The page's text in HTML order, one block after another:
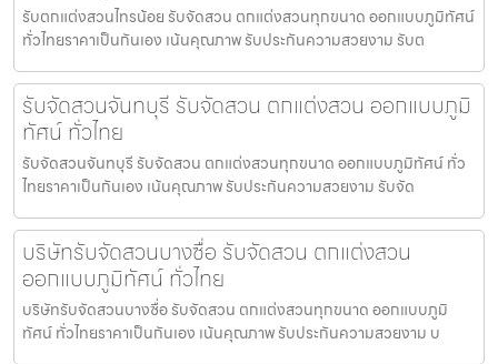
รับตกแต่งสวนไทรน้อย รับจัดสวน ตกแต่งสวนทุกขนาด ออกแบบภูมิทัศน์
ทั่วไทยราคาเป็นกันเอง เน้นคุณภาพ รับประกันความสวยงาม รับต
รับจัดสวนจันทบุรี รับจัดสวน ตกแต่งสวน ออกแบบภูมิ
ทัศน์ ทั่วไทย
รับจัดสวนจันทบุรี รับจัดสวน ตกแต่งสวนทุกขนาด ออกแบบภูมิทัศน์ ทั่ว
ไทยราคาเป็นกันเอง เน้นคุณภาพ รับประกันความสวยงาม รับจัด
บริษัทรับจัดสวนบางซื่อ รับจัดสวน ตกแต่งสวน
ออกแบบภูมิทัศน์ ทั่วไทย
บริษัทรับจัดสวนบางซื่อ รับจัดสวน ตกแต่งสวนทุกขนาด ออกแบบภูมิ
ทัศน์ ทั่วไทยราคาเป็นกันเอง เน้นคุณภาพ รับประกันความสวยงาม บ